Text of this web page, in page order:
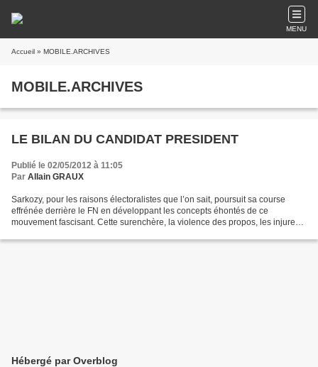
MENU
Accueil » MOBILE.ARCHIVES
MOBILE.ARCHIVES
LE BILAN DU CANDIDAT PRESIDENT
Publié le 02/05/2012 à 11:05
Par Allain GRAUX
Sarkozy, pour les raisons électoralistes que l’on sait, poursuit sa course
effrénée derrière le FN en développant les concepts éhontés de ce
mouvement fascisant. Cette surenchère, la violence des propos, les injures
Hébergé par Overblog